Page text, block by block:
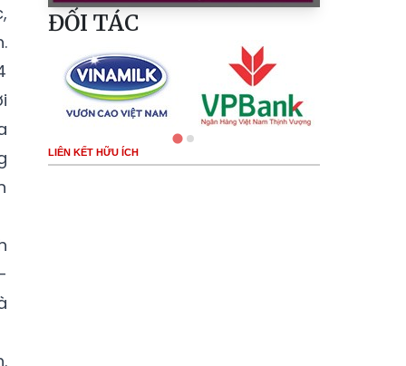
ĐỐI TÁC
LIÊN KẾT HỮU ÍCH